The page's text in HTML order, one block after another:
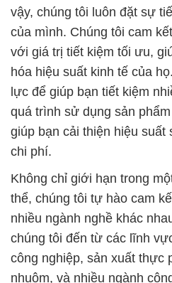
vậy, chúng tôi luôn đặt sự
của mình. Chúng tôi cam
với giá trị tiết kiệm tối ưu,
hóa hiệu suất kinh tế của
lực để giúp bạn tiết kiệm
quá trình sử dụng sản
giúp bạn cải thiện hiệu suất
chi phí.
Không chỉ giới hạn trong
thể, chúng tôi tự hào cam
nhiều ngành nghề khác
chúng tôi đến từ các lĩnh
công nghiệp, sản xuất thực
nhuộm, và nhiều ngành